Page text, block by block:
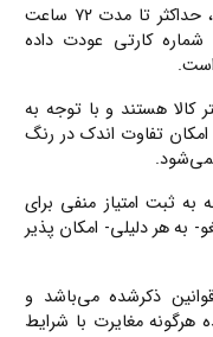
حداکثر تا مدت
۷۲ ساعت
کارتی عودت داده
هستند و با توجه به
تفاوت اندک در رنگ
ثبت امتیاز منفی برای
به هر دلیلی- امکان پذیر
ذکرشده می‌باشد و
مغایرت با شرایط